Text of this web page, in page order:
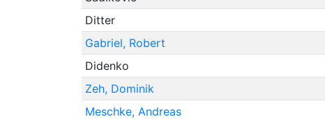
Ditter
Gabriel, Robert
Didenko
Zeh, Dominik
Meschke, Andreas